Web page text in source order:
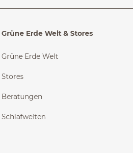
Grüne Erde Welt & Stores
Grüne Erde Welt
Stores
Beratungen
Schlafwelten